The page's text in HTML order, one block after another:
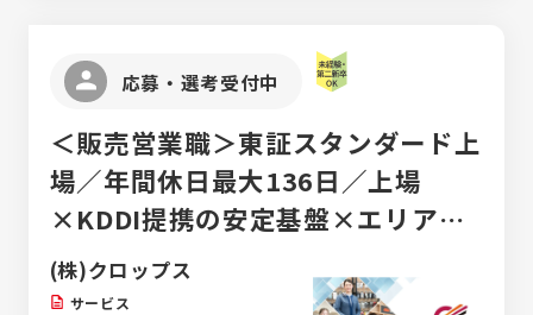
土木工事、下水道工事、鉄道土木工事の施工
管理を行います。今後は鉄道構造補修・改良
績を広げています。 【販売部門】 清田軌道工
業が開発した、特許取得のオリジナル踏切商
材の販売を行います。踏切現場の調査から、
図面の発注、商品の納品、現場の施工にも立
望のヒアリング、それに対する最良の提案、
アフターサービスが主な業務です。
応募・選考受付中
＜販売営業職＞東証スタンダード上
場／年間休日最大136日／上場
×KDDI提携の安定基盤×エリア最
大規模／未経験歓迎！
(株)クロップス
サービス